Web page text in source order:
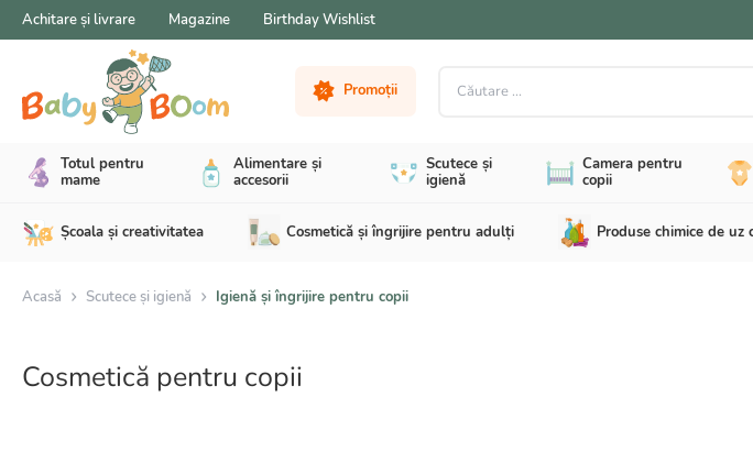
Achitare și livrare Magazine Birthday Wishlist
Promoții
Totul pentru
mame
Alimentare și
accesorii
Scutece și
igienă
Camera pentru
copii
Școala și creativitatea Cosmetică și îngrijire pentru adulți Produse chimice de uz
Acasă Scutece și igienă Igienă și îngrijire pentru copii
Cosmetică pentru copii